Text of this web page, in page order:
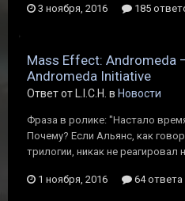
3 ноября, 2016 185
Mass Effect: Andromeda
Andromeda Initiative
Ответ от L.I.C.H. в Новости
Фраза в ролике: "Настало
Почему? Если Альянс, как
трилогии, никак не реагировал
1 ноября, 2016 64 ответа